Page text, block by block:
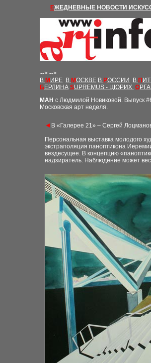
ЕЖЕДНЕВНЫЕ Н ОВОСТИ
--> -->
В М ИРЕ В МОСКВЕ В РОССИИ В П
БЕРЛИНА SUPREMUS - ЦЮРИХ О
МАН с Людмилой Новиковой. Выпуск
Московская арт неделя.
◄ В «Галерее 21» – Сергей
Персональная выставка молодого
экстраполяция паноптикона
вездесущее. В концепцию
надзиратель. Наблюдение может